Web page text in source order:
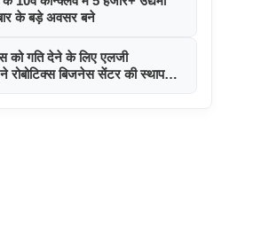
के बड़े अवसर बने
को गति देने के लिए एलजी
रोबोटिक्स बिजनेस सेंटर की स्थापना